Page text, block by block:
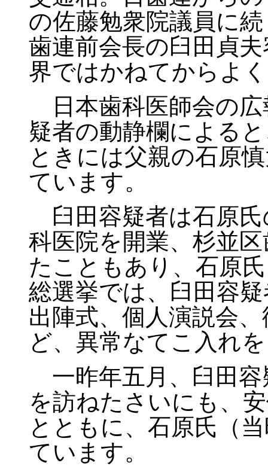
の佐藤勉衆院議員に
歯連前会長の臼田貞
界ではかねてからよ
日本歯科医師会の広
疑者の動静欄による
ときには父親の石原
ています。
臼田容疑者は石原氏
科医院を開業、杉並
たこともあり、石原
総選挙では、臼田容
出陣式、個人演説会
ど、異常なてこ入れ
一昨年五月、臼田容
を訪ねたさいにも、
とともに、石原氏（
ています。